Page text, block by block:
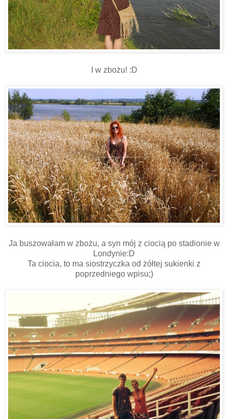
I w zbożu! :D
Ja buszowałam w zbożu, a syn mój z ciocią po stadionie w
Londynie:D
Ta ciocia, to ma siostrzyczka od żółtej sukienki z
poprzedniego wpisu;)